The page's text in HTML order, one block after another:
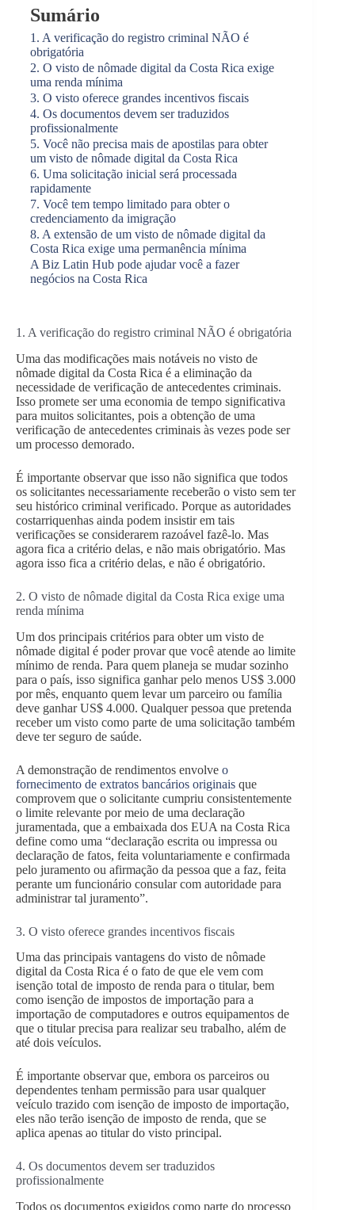
Sumário
1. A verificação do registro criminal NÃO é
obrigatória
2. O visto de nômade digital da Costa Rica exige
uma renda mínima
3. O visto oferece grandes incentivos fiscais
4. Os documentos devem ser traduzidos
profissionalmente
5. Você não precisa mais de apostilas para obter
um visto de nômade digital da Costa Rica
6. Uma solicitação inicial será processada
rapidamente
7. Você tem tempo limitado para obter o
credenciamento da imigração
8. A extensão de um visto de nômade digital da
Costa Rica exige uma permanência mínima
A Biz Latin Hub pode ajudar você a fazer
negócios na Costa Rica
1. A verificação do registro criminal NÃO é obrigatória
Uma das modificações mais notáveis no visto de
nômade digital da Costa Rica é a eliminação da
necessidade de verificação de antecedentes criminais.
Isso promete ser uma economia de tempo significativa
para muitos solicitantes, pois a obtenção de uma
verificação de antecedentes criminais às vezes pode ser
um processo demorado.
É importante observar que isso não significa que todos
os solicitantes necessariamente receberão o visto sem ter
seu histórico criminal verificado. Porque as autoridades
costarriquenhas ainda podem insistir em tais
verificações se considerarem razoável fazê-lo. Mas
agora fica a critério delas, e não mais obrigatório. Mas
agora isso fica a critério delas, e não é obrigatório.
2. O visto de nômade digital da Costa Rica exige uma
renda mínima
Um dos principais critérios para obter um visto de
nômade digital é poder provar que você atende ao limite
mínimo de renda. Para quem planeja se mudar sozinho
para o país, isso significa ganhar pelo menos US$ 3.000
por mês, enquanto quem levar um parceiro ou família
deve ganhar US$ 4.000. Qualquer pessoa que pretenda
receber um visto como parte de uma solicitação também
deve ter seguro de saúde.
A demonstração de rendimentos envolve o
fornecimento de extratos bancários originais que
comprovem que o solicitante cumpriu consistentemente
o limite relevante por meio de uma declaração
juramentada, que a embaixada dos EUA na Costa Rica
define como uma “declaração escrita ou impressa ou
declaração de fatos, feita voluntariamente e confirmada
pelo juramento ou afirmação da pessoa que a faz, feita
perante um funcionário consular com autoridade para
administrar tal juramento”.
3. O visto oferece grandes incentivos fiscais
Uma das principais vantagens do visto de nômade
digital da Costa Rica é o fato de que ele vem com
isenção total de imposto de renda para o titular, bem
como isenção de impostos de importação para a
importação de computadores e outros equipamentos de
que o titular precisa para realizar seu trabalho, além de
até dois veículos.
É importante observar que, embora os parceiros ou
dependentes tenham permissão para usar qualquer
veículo trazido com isenção de imposto de importação,
eles não terão isenção de imposto de renda, que se
aplica apenas ao titular do visto principal.
4. Os documentos devem ser traduzidos
profissionalmente
Todos os documentos exigidos como parte do processo